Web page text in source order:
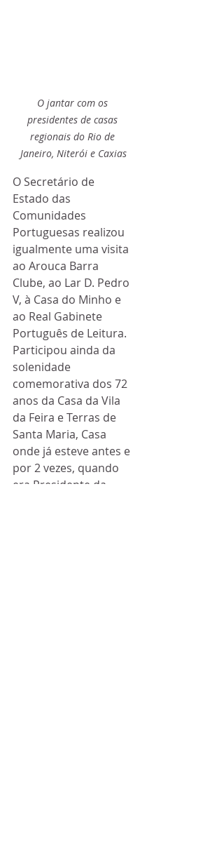
O jantar com os
presidentes de casas
regionais do Rio de
Janeiro, Niterói e Caxias
O Secretário de
Estado das
Comunidades
Portuguesas realizou
igualmente uma visita
ao Arouca Barra
Clube, ao Lar D. Pedro
V, à Casa do Minho e
ao Real Gabinete
Português de Leitura.
Participou ainda da
solenidade
comemorativa dos 72
anos da Casa da Vila
da Feira e Terras de
Santa Maria, Casa
onde já esteve antes e
por 2 vezes, quando
era Presidente da